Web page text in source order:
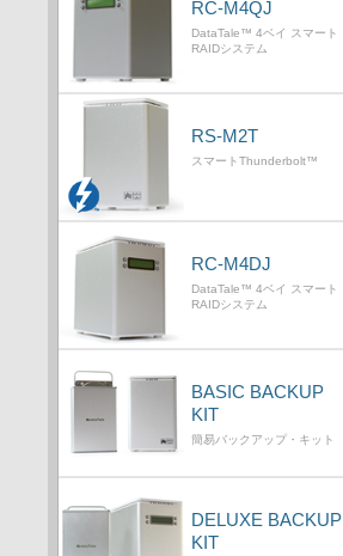
RC-M4QJ
DataTale™ 4ベイ スマート
RAIDシステム
RS-M2T
スマートThunderbolt™
RC-M4DJ
DataTale™ 4ベイ スマート
RAIDシステム
BASIC BACKUP
KIT
簡易バックアップ・キット
DELUXE BACKUP
KIT